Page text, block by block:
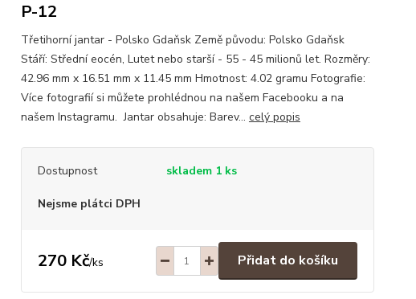
P-12
Třetihorní jantar - Polsko Gdaňsk Země původu: Polsko Gdaňsk
Stáří: Střední eocén, Lutet nebo starší - 55 - 45 milionů let. Rozměry:
42.96 mm x 16.51 mm x 11.45 mm Hmotnost: 4.02 gramu Fotografie:
Více fotografií si můžete prohlédnou na našem Facebooku a na
našem Instagramu. Jantar obsahuje: Barev... celý popis
Dostupnost skladem 1 ks
Nejsme plátci DPH
270 Kč/ks Přidat do košíku